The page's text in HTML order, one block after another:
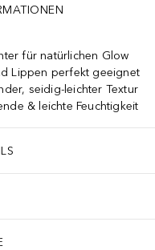
für natürlichen Glow
Lippen perfekt geeignet
seidig-leichter Textur
& leichte Feuchtigkeit